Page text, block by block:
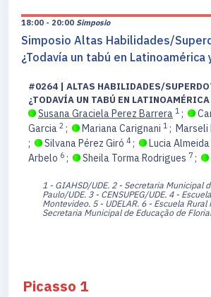
18:00 - 20:00 Simposio
Simposio Altas Habilidades/
¿Todavía un tabú en Latinoamérica
#0264 | ALTAS HABILIDADES/
¿TODAVÍA UN TABÚ EN
Susana Graciela Perez Barrera 1 ;
Garcia 2 ; Mariana Carignani 1 ; Marseli
; Silvana Pérez Giró 4 ; Lucia Almeida
Arbelo 6 ; Sheila Torma Rodrigues 7 ;
1 - GIAHSD/UDE. 2 - Secretaria Municipal
Paulo/UDE. 3 - CENSUPEG/UDE. 4 -
Montevideo. 5 - UDELAR. 6 - Escuela Rural
Secretaria Municipal de Educação de
Picasso 1